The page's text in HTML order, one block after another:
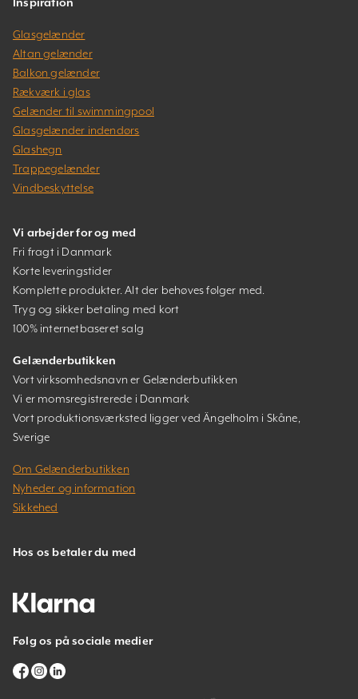
Glasgelænder
Altan gelænder
Balkon gelænder
Rækværk i glas
Gelænder til swimmingpool
Glasgelænder indendørs
Glashegn
Trappegelænder
Vindbeskyttelse
Vi arbejder for og med
Fri fragt i Danmark
Korte leveringstider
Komplette produkter. Alt der behøves følger med.
Tryg og sikker betaling med kort
100% internetbaseret salg
Gelænderbutikken
Vort virksomhedsnavn er Gelænderbutikken
Vi er momsregistrerede i Danmark
Vort produktionsværksted ligger ved Ängelholm i Skåne,
Sverige
Om Gelænderbutikken
Nyheder og information
Sikkehed
Hos os betaler du med
Følg os på sociale medier